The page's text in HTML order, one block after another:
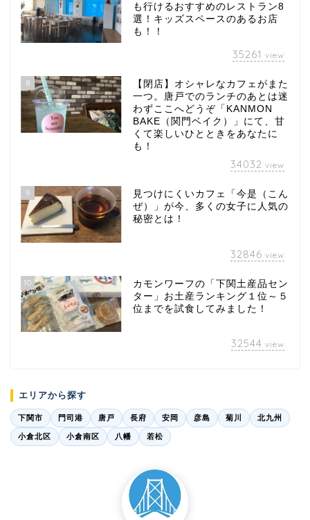
も行けるおすすめのレストラン8
選！キッズスペースのあるお店
も！！
35261 view
8
【閉店】オシャレなカフェがまた
一つ。唐戸でのランチのあとは迷
わずここへどうぞ「KANMON
BAKE（関門ベイク）」にて、甘
くて楽しいひとときをあなたに
も！
34032 view
9
見つけにくいカフェ「今是（こん
ぜ）」が今、多くの女子に人気の
秘密とは！
32846 view
10
カモンワーフの「下関土産品セン
ター」お土産ランキング１位～５
位までを試食してみました！
32544 view
エリアから探す
下関市 門司港 唐戸 長府 安岡 彦島 菊川 北九州
小倉北区 小倉南区 八幡 若松